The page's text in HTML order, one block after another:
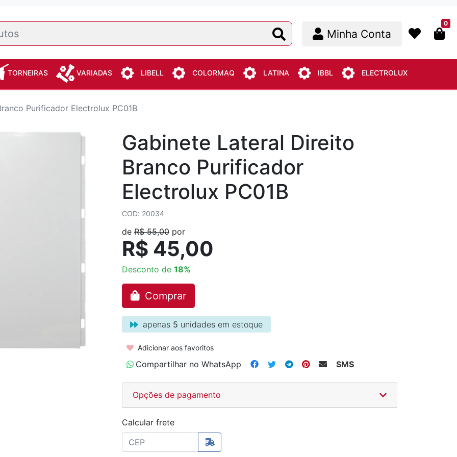
Minha Conta
0
TORNEIRAS VARIADAS LIBELL COLORMAQ LATINA IBBL ELECTROLUX
Purificador Electrolux PC01B
Gabinete Lateral Direito
Branco Purificador
Electrolux PC01B
COD: 20034
de R$ 55,00 por
R$ 45,00
Desconto de 18%
Comprar
apenas 5 unidades em estoque
Adicionar aos favoritos
Compartilhar no WhatsApp SMS
Opções de pagamento
Calcular frete